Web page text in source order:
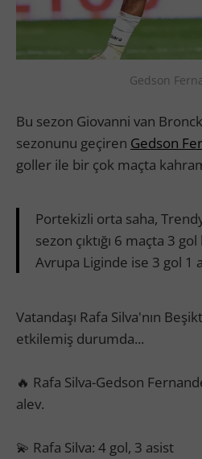
Gedson
Bu sezon Giovanni van
sezonunu geçiren Gedson
goller ile bir çok maçta
Portekizli orta saha,
sezon çıktığı 6 maçta 3
Avrupa Liginde ise 3 gol 1
Vatandaşı Rafa Silva'nın
etkilemiş durumda...
🔥 Rafa Silva-Gedson
alev.
💫 Rafa Silva: 4 gol, 3 asist